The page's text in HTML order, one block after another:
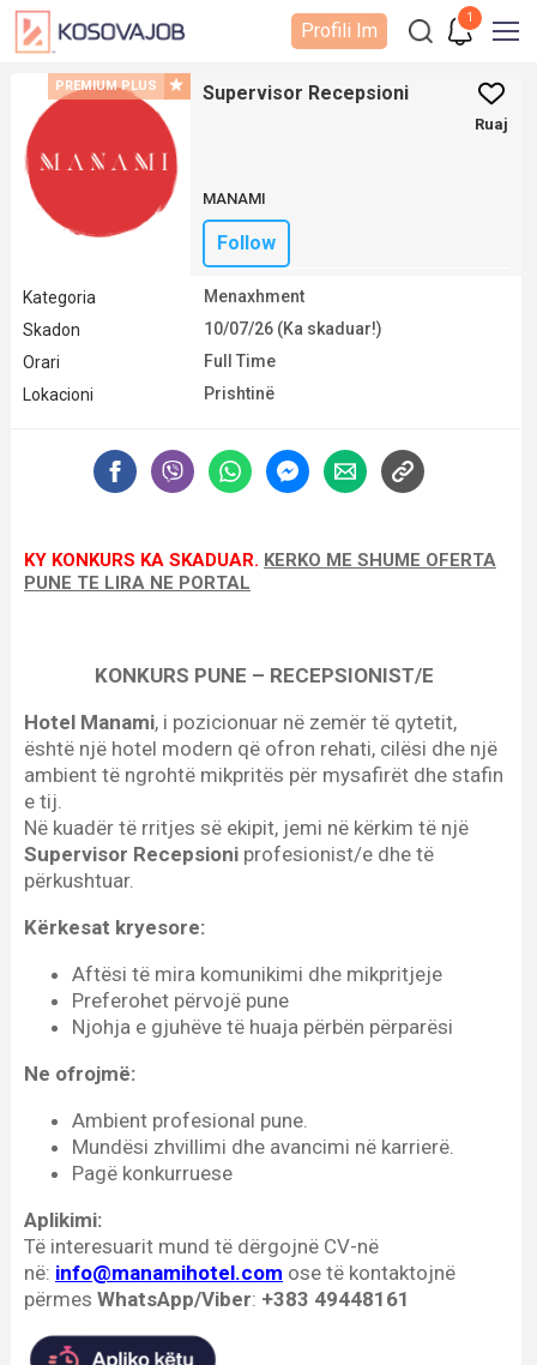
1
Profili Im
PREMIUM PLUS Supervisor Recepsioni
Ruaj
MANAMI
Follow
Kategoria
Menaxhment
Skadon
10/07/26 (Ka skaduar!)
Orari
Full Time
Lokacioni
Prishtinë